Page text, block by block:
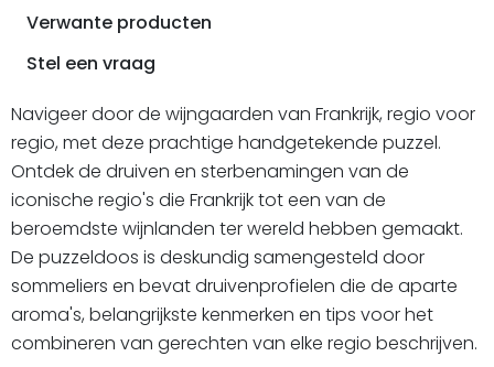
Verwante producten
Stel een vraag
Navigeer door de wijngaarden van Frankrijk, regio voor
regio, met deze prachtige handgetekende puzzel.
Ontdek de druiven en sterbenamingen van de
iconische regio's die Frankrijk tot een van de
beroemdste wijnlanden ter wereld hebben gemaakt.
De puzzeldoos is deskundig samengesteld door
sommeliers en bevat druivenprofielen die de aparte
aroma's, belangrijkste kenmerken en tips voor het
combineren van gerechten van elke regio beschrijven.